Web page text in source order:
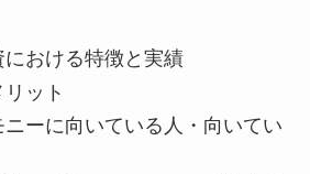
おける特徴と実績
ット
ーに向いている人・向いてい